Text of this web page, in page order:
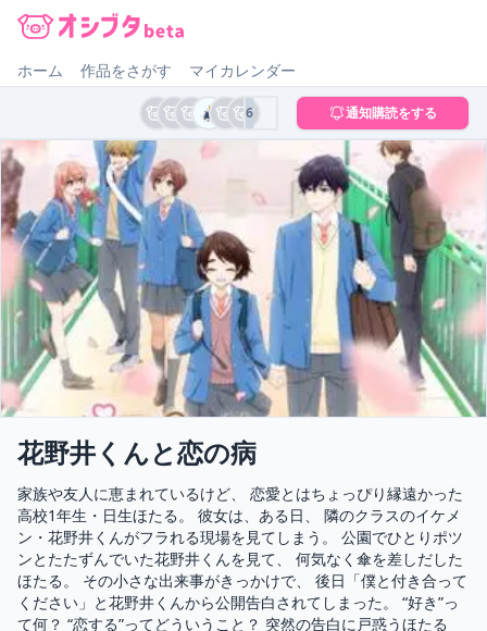
ホーム 作品をさがす マイカレンダー
6 通知購読をする
花野井くんと恋の病
家族や友人に恵まれているけど、 恋愛とはちょっぴり縁遠かった
高校1年生・日生ほたる。 彼女は、ある日、 隣のクラスのイケメ
ン・花野井くんがフラれる現場を見てしまう。 公園でひとりポツ
ンとたたずんでいた花野井くんを見て、 何気なく傘を差しだした
ほたる。 その小さな出来事がきっかけで、 後日「僕と付き合って
ください」と花野井くんから公開告白されてしまった。 “好き”っ
て何？ “恋する”ってどういうこと？ 突然の告白に戸惑うほたる